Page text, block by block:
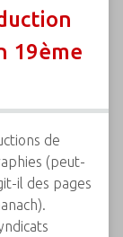
19ème
de
(peut-
il des pages